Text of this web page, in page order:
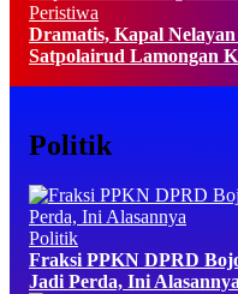
Peristiwa
Dramatis, Kapal
Satpolairud Lamongan
Politik
Politik
Fraksi PPKN DPRD
Jadi Perda, Ini